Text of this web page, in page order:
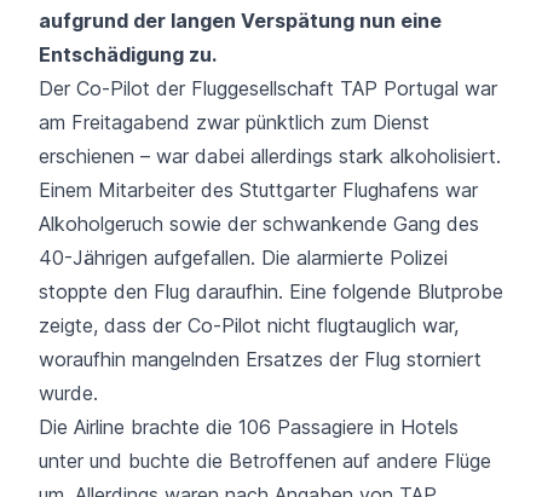
aufgrund der langen Verspätung nun eine
Entschädigung zu.
Der Co-Pilot der Fluggesellschaft TAP Portugal war
am Freitagabend zwar pünktlich zum Dienst
erschienen – war dabei allerdings stark alkoholisiert.
Einem Mitarbeiter des Stuttgarter Flughafens war
Alkoholgeruch sowie der schwankende Gang des
40-Jährigen aufgefallen. Die alarmierte Polizei
stoppte den Flug daraufhin. Eine folgende Blutprobe
zeigte, dass der Co-Pilot nicht flugtauglich war,
woraufhin mangelnden Ersatzes der Flug storniert
wurde.
Die Airline brachte die 106 Passagiere in Hotels
unter und buchte die Betroffenen auf andere Flüge